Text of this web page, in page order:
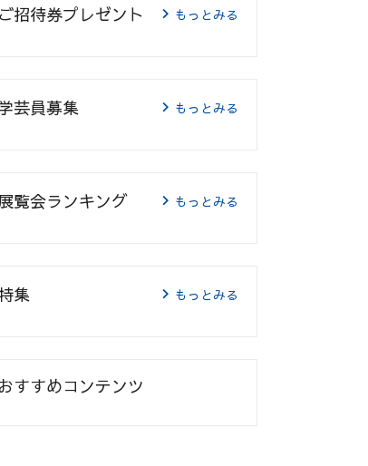
ご招待券プレゼント もっとみる
芸員募集 もっとみる
覧会ランキング もっとみる
集 もっとみる
おすすめコンテンツ